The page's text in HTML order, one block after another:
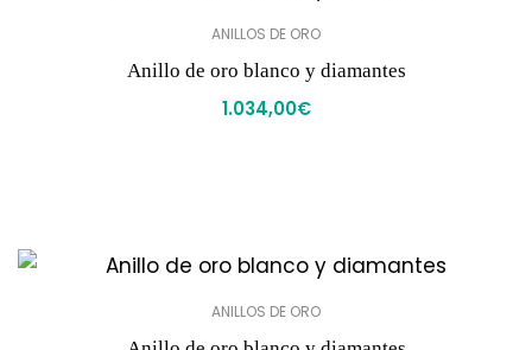
ANILLOS DE ORO
Anillo de oro blanco y diamantes
1.034,00€
ANILLOS DE ORO